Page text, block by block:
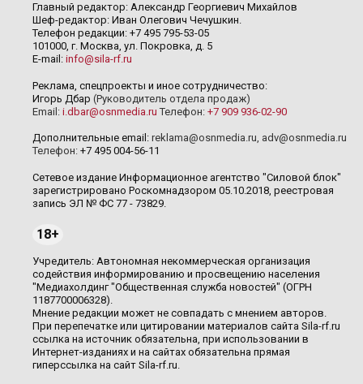
Главный редактор: Александр Георгиевич Михайлов
Шеф-редактор: Иван Олегович Чечушкин.
Телефон редакции: +7 495 795-53-05
101000, г. Москва, ул. Покровка, д. 5
E-mail: info@sila-rf.ru
Реклама, спецпроекты и иное сотрудничество:
Игорь Дбар (Руководитель отдела продаж)
Email: i.dbar@osnmedia.ru Телефон: +7 909 936-02-90
Дополнительные email: reklama@osnmedia.ru, adv@osnmedia.ru
Телефон: +7 495 004-56-11
Сетевое издание Информационное агентство "Силовой блок"
зарегистрировано Роскомнадзором 05.10.2018, реестровая
запись ЭЛ № ФС 77 - 73829.
18+
Учредитель: Автономная некоммерческая организация
содействия информированию и просвещению населения
"Медиахолдинг "Общественная служба новостей" (ОГРН
1187700006328).
Мнение редакции может не совпадать с мнением авторов.
При перепечатке или цитировании материалов сайта Sila-rf.ru
ссылка на источник обязательна, при использовании в
Интернет-изданиях и на сайтах обязательна прямая
гиперссылка на сайт Sila-rf.ru.